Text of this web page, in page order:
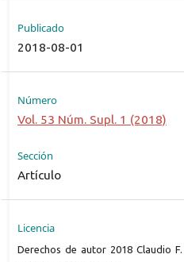
Publicado
2018-08-01
Número
Vol. 53 Núm. Supl. 1 (2018)
Sección
Artículo
Licencia
Derechos de autor 2018 Claudio